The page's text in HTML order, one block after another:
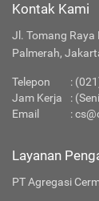
Kontak Kami
Jl. Tomang
Palmerah,
Telepon :
Jam Kerja
:
Email
:
Layanan
PT Agregasi